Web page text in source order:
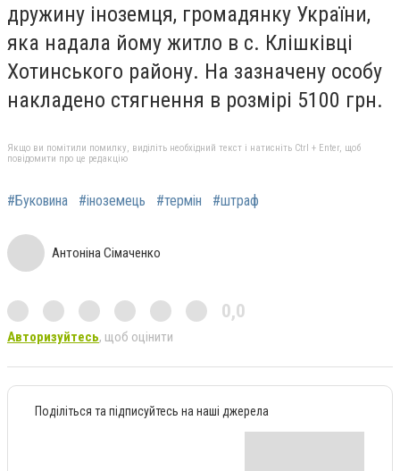
дружину іноземця, громадянку України,
яка надала йому житло в с. Клішківці
Хотинського району. На зазначену особу
накладено стягнення в розмірі 5100 грн.
Якщо ви помітили помилку, виділіть необхідний текст і натисніть Ctrl + Enter, щоб
повідомити про це редакцію
#Буковина #іноземець #термін #штраф
Антоніна Сімаченко
0,0
Авторизуйтесь, щоб оцінити
Поділіться та підписуйтесь на наші джерела